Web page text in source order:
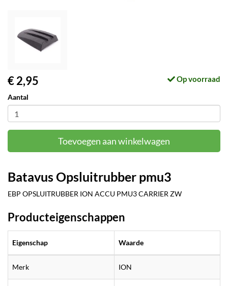
€ 2,95 Op voorraad
Aantal
Toevoegen aan winkelwagen
Batavus Opsluitrubber pmu3
EBP OPSLUITRUBBER ION ACCU PMU3 CARRIER ZW
Producteigenschappen
Eigenschap Waarde
Merk ION